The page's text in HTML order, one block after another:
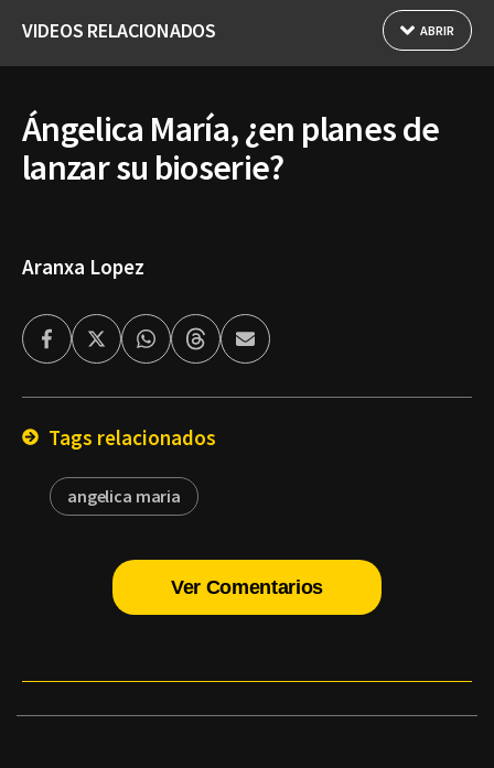
VIDEOS RELACIONADOS ABRIR
Ángelica María, ¿en planes de
lanzar su bioserie?
Aranxa Lopez
FacebookTwitterWhatsappThreadsEnviar
por
Tags relacionados
angelica maria
Ver Comentarios